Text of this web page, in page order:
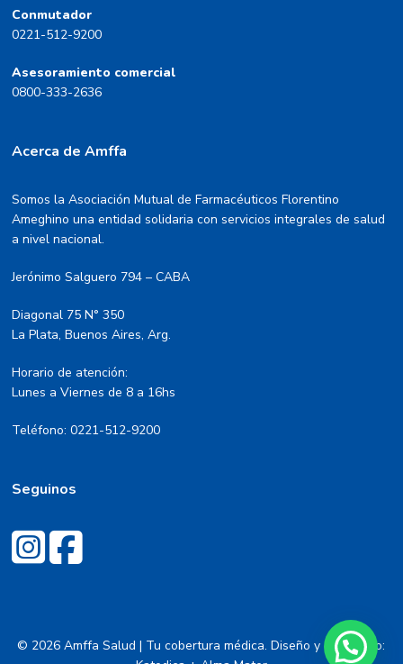
Conmutador
0221-512-9200
Asesoramiento comercial
0800-333-2636
Acerca de Amffa
Somos la Asociación Mutual de Farmacéuticos Florentino
Ameghino una entidad solidaria con servicios integrales de salud
a nivel nacional.
Jerónimo Salguero 794 – CABA
Diagonal 75 N° 350
La Plata, Buenos Aires, Arg.
Horario de atención:
Lunes a Viernes de 8 a 16hs
Teléfono: 0221-512-9200
Seguinos
© 2026 Amffa Salud | Tu cobertura médica. Diseño y desarrollo: